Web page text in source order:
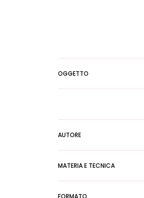
OGGETTO
AUTORE
MATERIA E TECNICA
FORMATO